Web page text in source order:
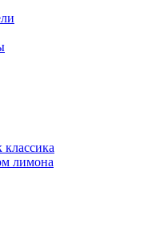
лимона